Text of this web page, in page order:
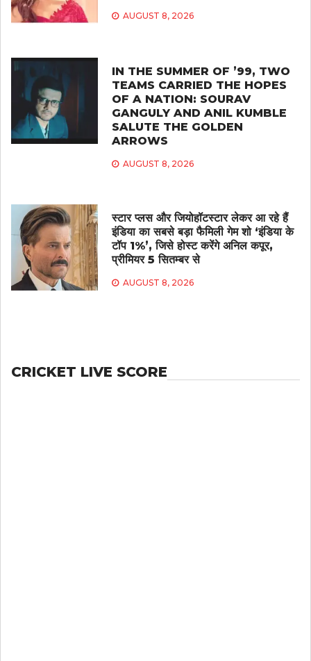
AUGUST 8, 2026
IN THE SUMMER OF ’99, TWO
TEAMS CARRIED THE HOPES
OF A NATION: SOURAV
GANGULY AND ANIL KUMBLE
SALUTE THE GOLDEN
ARROWS
AUGUST 8, 2026
स्टार प्लस और जियोहॉटस्टार लेकर आ रहे हैं
इंडिया का सबसे बड़ा फैमिली गेम शो ‘इंडिया के
टॉप 1%’, जिसे होस्ट करेंगे अनिल कपूर,
प्रीमियर 5 सितम्बर से
AUGUST 8, 2026
CRICKET LIVE SCORE